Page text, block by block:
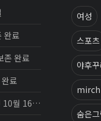
완료
존 완료
료
한게임 플래시게임 보존 - 2025년 10월 16일 업데이트
여성
스포츠
야후
숨은